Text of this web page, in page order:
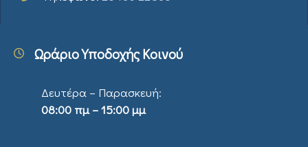
Ωράριο Υποδοχής Κοινού
Δευτέρα – Παρασκευή:
08:00 πμ – 15:00 μμ